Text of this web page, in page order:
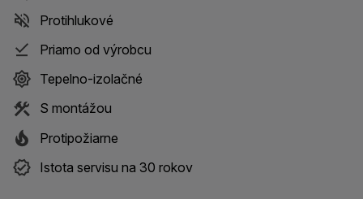
Protihlukové
Priamo od výrobcu
Tepelno-izolačné
S montážou
Protipožiarne
Istota servisu na 30 rokov